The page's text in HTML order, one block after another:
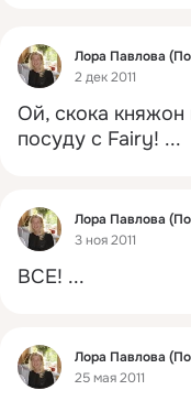
Фид
Лора Павлова
2 дек 2011
Ой, скока княжон
посуду с Fairy! ...
Фид
Лора Павлова
3 ноя 2011
ВСЕ! ...
Фид
Лора Павлова
25 мая 2011